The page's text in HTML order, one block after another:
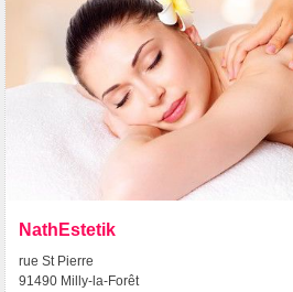
NathEstetik
rue St Pierre
91490 Milly-la-Forêt